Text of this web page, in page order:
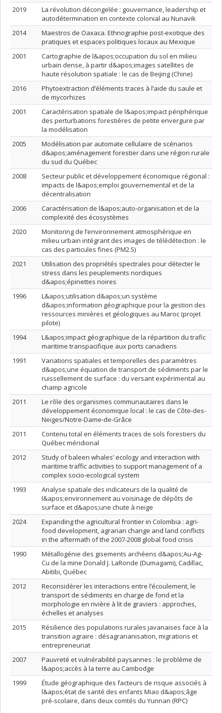
2019
La révolution décongelée : gouvernance, leadership et
autodétermination en contexte colonial au Nunavik
2014
Maestros de Oaxaca. Ethnographie post-exotique des
pratiques et espaces politiques locaux au Mexique
2001
Cartographie de l&apos;occupation du sol en milieu
urbain dense, à partir d&apos;images satellites de
haute résolution spatiale : le cas de Beijing (Chine)
2016
Phytoextraction d’éléments traces à l’aide du saule et
de mycorhizes
2001
Caractérisation spatiale de l&apos;impact périphérique
des perturbations forestières de petite envergure par
la modélisation
2005
Modélisation par automate cellulaire de scénarios
d&apos;aménagement forestier dans une région rurale
du sud du Québec
2008
Secteur public et développement économique régional :
impacts de l&apos;emploi gouvernemental et de la
décentralisation
2006
Caractérisation de l&apos;auto-organisation et de la
complexité des écosystèmes
2020
Monitoring de l’environnement atmosphérique en
milieu urbain intégrant des images de télédétection : le
cas des particules fines (PM2.5)
2021
Utilisation des propriétés spectrales pour détecter le
stress dans les peuplements nordiques
d&apos;épinettes noires
1996
L&apos;utilisation d&apos;un système
d&apos;information géographique pour la gestion des
ressources minières et géologiques au Maroc (projet
pilote)
1994
L&apos;impact géographique de la répartition du trafic
maritime transpacifique aux ports canadiens
1991
Variations spatiales et temporelles des paramètres
d&apos;une équation de transport de sédiments par le
ruissellement de surface : du versant expérimental au
champ agricole
2011
Le rôle des organismes communautaires dans le
développement économique local : le cas de Côte-des-
Neiges/Notre-Dame-de-Grâce
2011
Contenu total en éléments traces de sols forestiers du
Québec méridional
2012
Study of baleen whales’ ecology and interaction with
maritime traffic activities to support management of a
complex socio-ecological system
1993
Analyse spatiale des indicateurs de la qualité de
l&apos;environnement au voisinage de dépôts de
surface et d&apos;une chute à neige
2024
Expanding the agricultural frontier in Colombia : agri-
food development, agrarian change and land conflicts
in the aftermath of the 2007-2008 global food crisis
1990
Métallogénie des gisements archéens d&apos;Au-Ag-
Cu de la mine Donald J. LaRonde (Dumagami), Cadillac,
Abitibi, Québec
2012
Reconsidérer les interactions entre l’écoulement, le
transport de sédiments en charge de fond et la
morphologie en rivière à lit de graviers : approches,
échelles et analyses
2015
Résilience des populations rurales javanaises face à la
transition agraire : désagrarianisation, migrations et
entrepreneuriat
2007
Pauvreté et vulnérabilité paysannes : le problème de
l&apos;accès à la terre au Cambodge
1999
Étude géographique des facteurs de risque associés à
l&apos;état de santé des enfants Miao d&apos;âge
pré-scolaire, dans deux comtés du Yunnan (RPC)